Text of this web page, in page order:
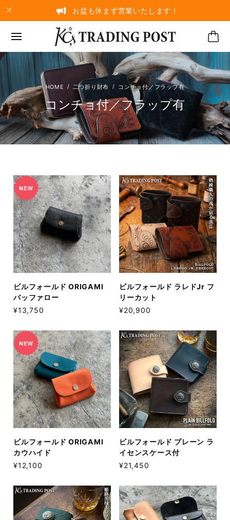
お盆も休まず営業いたします！
二つ折り財布 コンチョ付／フラップ有
コンチョ付／フラップ有
ビルフォールド ORIGAMI
バッファロー
¥13,750
ビルフォールド ラレドJr フ
リーカット
¥20,900
ビルフォールド ORIGAMI
カウハイド
¥12,100
ビルフォールド プレーン ラ
イセンスケース付
¥21,450